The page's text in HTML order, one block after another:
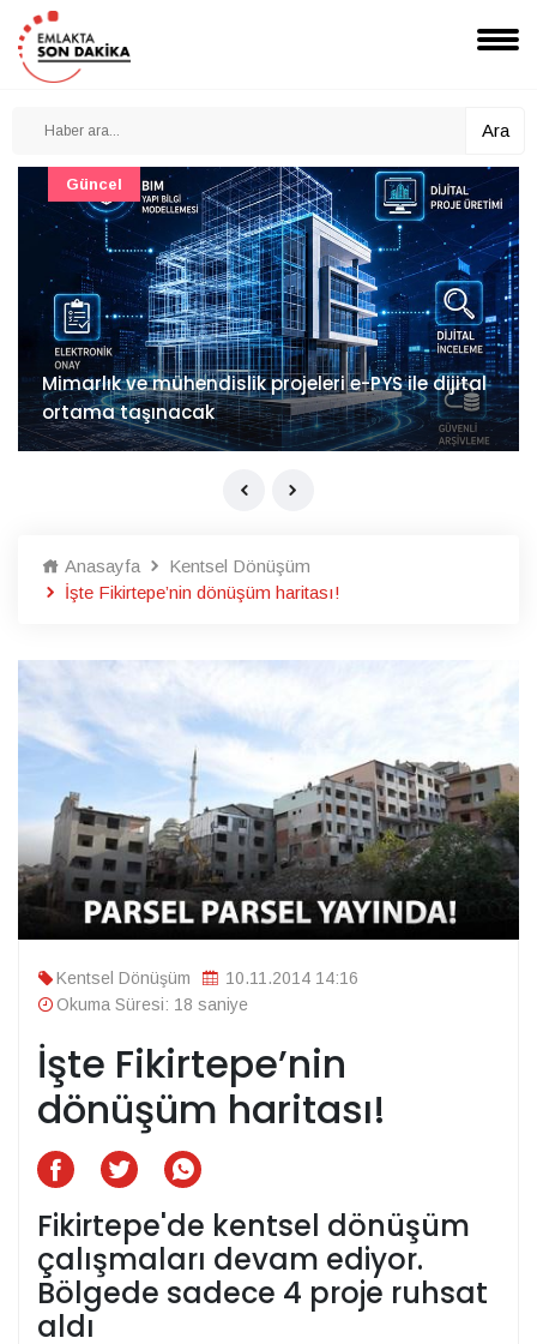
Ara
Mimarlık ve mühendislik projeleri e-PYS ile dijital
ortama taşınacak
Güncel
Anasayfa
Kentsel Dönüşüm
İşte Fikirtepe’nin dönüşüm haritası!
Kentsel Dönüşüm
10.11.2014 14:16
Okuma Süresi: 18 saniye
İşte Fikirtepe’nin
dönüşüm haritası!
Fikirtepe'de kentsel dönüşüm
çalışmaları devam ediyor.
Bölgede sadece 4 proje ruhsat
aldı